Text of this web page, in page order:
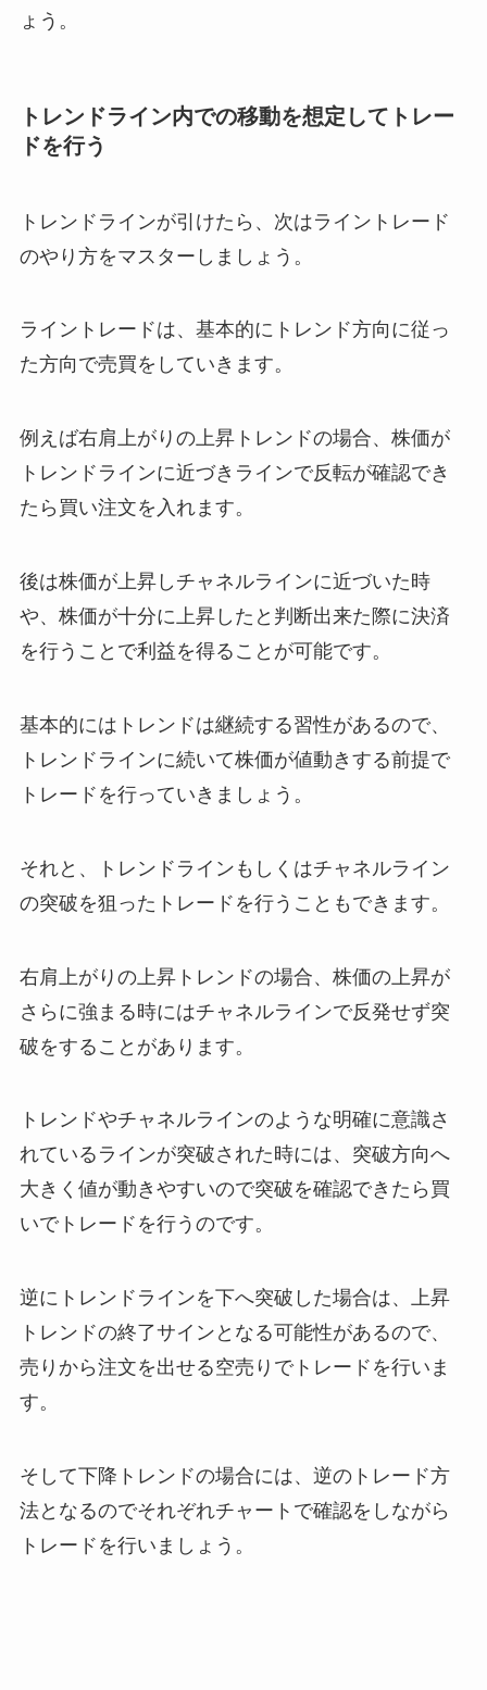
ょう。
トレンドライン内での移動を想定してトレー
ドを行う
トレンドラインが引けたら、次はライントレード
のやり方をマスターしましょう。
ライントレードは、基本的にトレンド方向に従っ
た方向で売買をしていきます。
例えば右肩上がりの上昇トレンドの場合、株価が
トレンドラインに近づきラインで反転が確認でき
たら買い注文を入れます。
後は株価が上昇しチャネルラインに近づいた時
や、株価が十分に上昇したと判断出来た際に決済
を行うことで利益を得ることが可能です。
基本的にはトレンドは継続する習性があるので、
トレンドラインに続いて株価が値動きする前提で
トレードを行っていきましょう。
それと、トレンドラインもしくはチャネルライン
の突破を狙ったトレードを行うこともできます。
右肩上がりの上昇トレンドの場合、株価の上昇が
さらに強まる時にはチャネルラインで反発せず突
破をすることがあります。
トレンドやチャネルラインのような明確に意識さ
れているラインが突破された時には、突破方向へ
大きく値が動きやすいので突破を確認できたら買
いでトレードを行うのです。
逆にトレンドラインを下へ突破した場合は、上昇
トレンドの終了サインとなる可能性があるので、
売りから注文を出せる空売りでトレードを行いま
す。
そして下降トレンドの場合には、逆のトレード方
法となるのでそれぞれチャートで確認をしながら
トレードを行いましょう。